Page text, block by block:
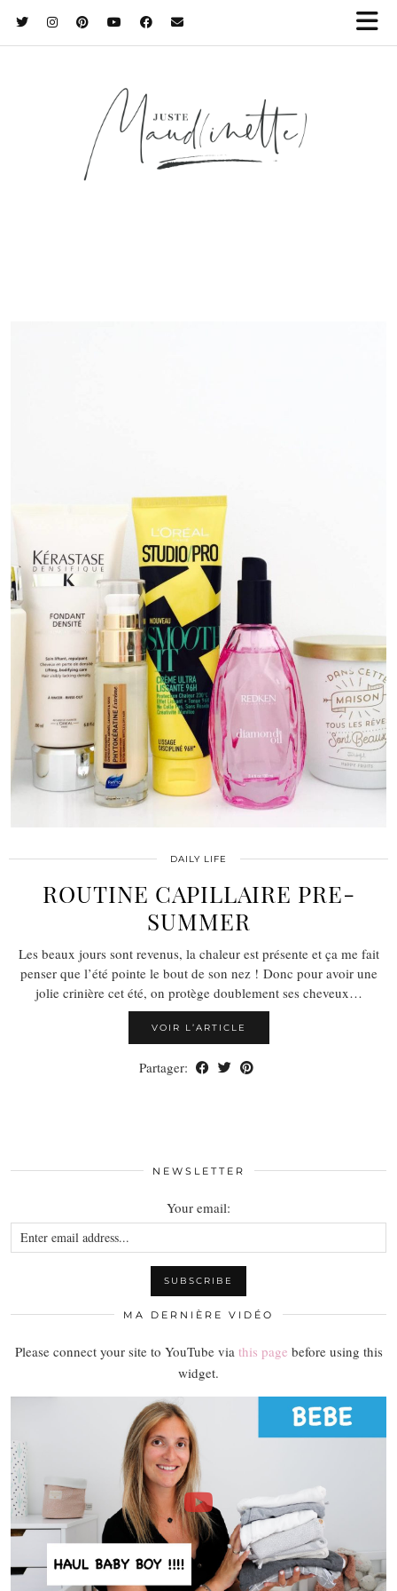
DAILY LIFE
ROUTINE CAPILLAIRE PRE-
SUMMER
Les beaux jours sont revenus, la chaleur est présente et ça me fait
penser que l’été pointe le bout de son nez ! Donc pour avoir une
jolie crinière cet été, on protège doublement ses cheveux…
VOIR L’ARTICLE
Partager:
NEWSLETTER
Your email:
MA DERNIÈRE VIDÉO
Please connect your site to YouTube via this page before using this
widget.